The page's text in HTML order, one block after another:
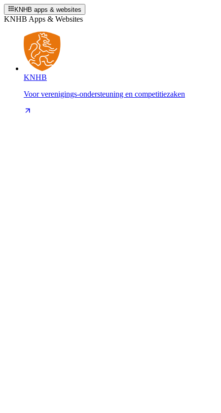
KNHB apps & websites
KNHB Apps & Websites
KNHB
Voor verenigings-ondersteuning en competitiezaken